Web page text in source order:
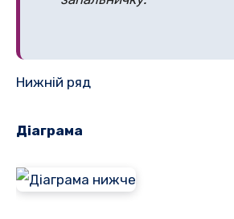
Нижній ряд
Діаграма